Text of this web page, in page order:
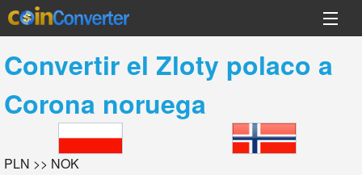
Convertir el Zloty polaco a
Corona noruega
PLN >> NOK